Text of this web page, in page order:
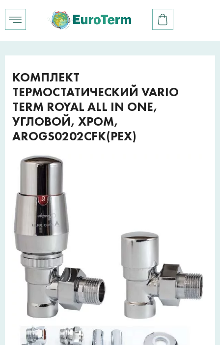
КОМПЛЕКТ
ТЕРМОСТАТИЧЕСКИЙ VARIO
TERM ROYAL ALL IN ONE,
УГЛОВОЙ, ХРОМ,
AROGS0202CFK(PEX)